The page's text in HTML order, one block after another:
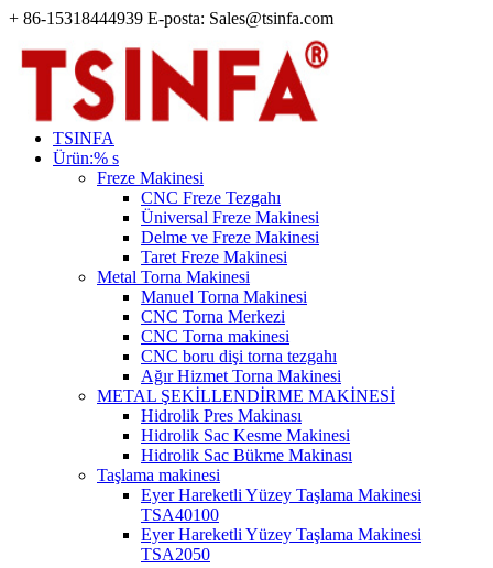
+ 86-15318444939 E-posta: Sales@tsinfa.com
TSINFA
Ürün:% s
Freze Makinesi
CNC Freze Tezgahı
Üniversal Freze Makinesi
Delme ve Freze Makinesi
Taret Freze Makinesi
Metal Torna Makinesi
Manuel Torna Makinesi
CNC Torna Merkezi
CNC Torna makinesi
CNC boru dişi torna tezgahı
Ağır Hizmet Torna Makinesi
METAL ŞEKİLLENDİRME MAKİNESİ
Hidrolik Pres Makinası
Hidrolik Sac Kesme Makinesi
Hidrolik Sac Bükme Makinası
Taşlama makinesi
Eyer Hareketli Yüzey Taşlama Makinesi
TSA40100
Eyer Hareketli Yüzey Taşlama Makinesi
TSA2050